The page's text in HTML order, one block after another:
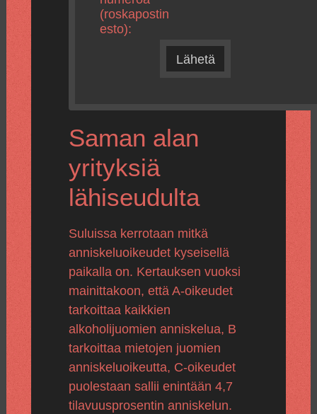
(roskapostin
esto):
Lähetä
Saman alan
yrityksiä
lähiseudulta
Suluissa kerrotaan mitkä
anniskeluoikeudet kyseisellä
paikalla on. Kertauksen vuoksi
mainittakoon, että A-oikeudet
tarkoittaa kaikkien
alkoholijuomien anniskelua, B
tarkoittaa mietojen juomien
anniskeluoikeutta, C-oikeudet
puolestaan sallii enintään 4,7
tilavuusprosentin anniskelun.